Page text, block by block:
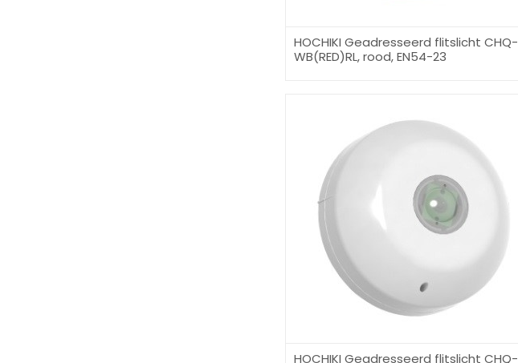
HOCHIKI Geadresseerd flitslicht CHQ-
WB(RED)RL, rood, EN54-23
HOCHIKI Geadresseerd flitslicht CHQ-